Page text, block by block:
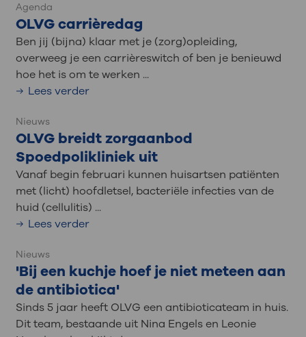
Agenda
OLVG carrièredag
Ben jij (bijna) klaar met je (zorg)opleiding,
overweeg je een carrièreswitch of ben je benieuwd
hoe het is om te werken ...
Lees verder
Nieuws
OLVG breidt zorgaanbod
Spoedpolikliniek uit
Vanaf begin februari kunnen huisartsen patiënten
met (licht) hoofdletsel, bacteriële infecties van de
huid (cellulitis) ...
Lees verder
Nieuws
'Bij een kuchje hoef je niet meteen aan
de antibiotica'
Sinds 5 jaar heeft OLVG een antibioticateam in huis.
Dit team, bestaande uit Nina Engels en Leonie